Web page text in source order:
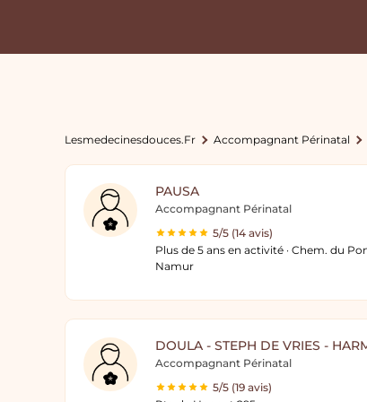
Lesmedecinesdouces.fr Accompagnant Périnatal
PAUSA
Accompagnant Périnatal
5/5 (14 avis)
Plus de 5 ans en activité · Chem. du
Namur
DOULA - STEPH DE VRIES -
Accompagnant Périnatal
5/5 (19 avis)